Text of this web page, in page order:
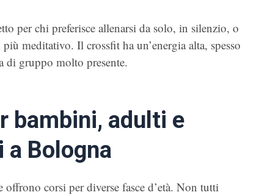
per chi preferisce allenarsi da solo, in silenzio, o
meditativo. Il crossfit ha un’energia alta, spesso
di gruppo molto presente.
bambini, adulti e
Bologna
corsi per diverse fasce d’età. Non tutti